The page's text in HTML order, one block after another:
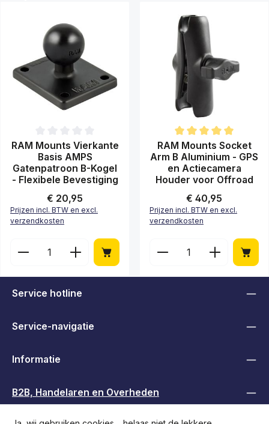
Gemiddelde waardering van 0 van 5 sterren
RAM Mounts Vierkante
Basis AMPS
Gatenpatroon B-Kogel
- Flexibele Bevestiging
Normale prijs:
€ 20,95
Prijzen incl. BTW en excl.
verzendkosten
Producthoeveelheid: Voer de gewenste
Gemiddelde waardering van
RAM Mounts Socket
Arm B Aluminium - GPS
en Actiecamera
Houder voor Offroad
Normale prijs:
€ 40,95
Prijzen incl. BTW en excl.
verzendkosten
Producthoeveelheid:
Service hotline
Service-navigatie
Informatie
B2B, Handelaren en Overheden